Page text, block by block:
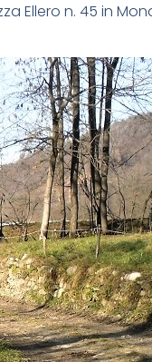
Ellero n. 45 in